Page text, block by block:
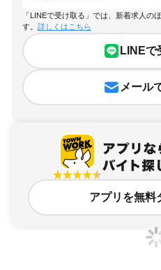
「LINEで受け取る」では、新着求人の
す。 詳しくはこちら
LINEで
メール
アプリを無料